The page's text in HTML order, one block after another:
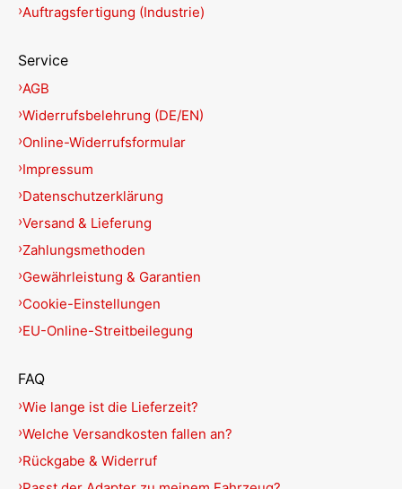
Auftragsfertigung (Industrie)
Service
AGB
Widerrufsbelehrung (DE/EN)
Online-Widerrufsformular
Impressum
Datenschutzerklärung
Versand & Lieferung
Zahlungsmethoden
Gewährleistung & Garantien
Cookie-Einstellungen
EU-Online-Streitbeilegung
FAQ
Wie lange ist die Lieferzeit?
Welche Versandkosten fallen an?
Rückgabe & Widerruf